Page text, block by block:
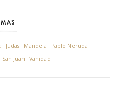
Judas Mandela
Pablo Neruda
San Juan Vanidad